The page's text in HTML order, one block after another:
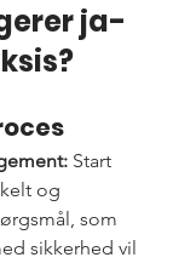
ja-
Start
og
som
sikkerhed vil